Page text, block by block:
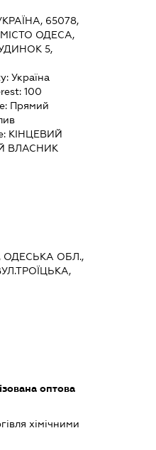
65078,
ОДЕСА,
5,
Україна
100
Прямий
КІНЦЕВИЙ
ВЛАСНИК
ОДЕСЬКА ОБЛ.,
оптова
хімічними